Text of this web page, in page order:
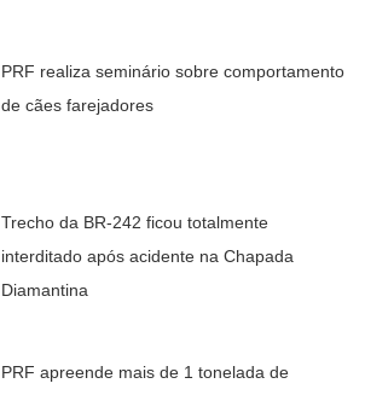
PRF realiza seminário sobre comportamento
de cães farejadores
Trecho da BR-242 ficou totalmente
interditado após acidente na Chapada
Diamantina
PRF apreende mais de 1 tonelada de